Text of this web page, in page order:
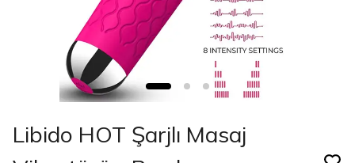
Libido HOT Şarjlı Masaj